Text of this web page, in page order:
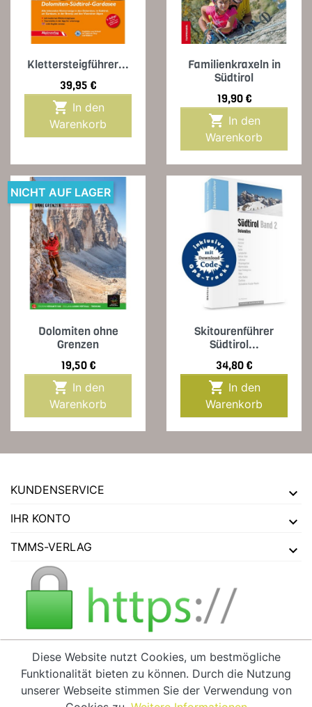
Klettersteigführer...
Preis
39,95 €

Warenkorb
Familienkraxeln in
Südtirol
Preis
19,90 €

Warenkorb
Dolomiten ohne
Grenzen
Preis
19,50 €

Warenkorb
NICHT AUF LAGER
Skitourenführer
Südtirol...
Preis
34,80 €

Warenkorb
KUNDENSERVICE
IHR KONTO
TMMS-VERLAG
VERTRAG WIDERRUFEN
Diese Website nutzt Cookies, um bestmögliche
Funktionalität bieten zu können. Durch die Nutzung
unserer Webseite stimmen Sie der Verwendung von